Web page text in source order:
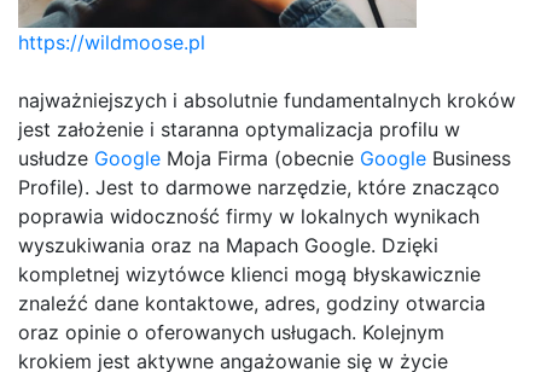
https://wildmoose.pl
najważniejszych i absolutnie fundamentalnych kroków
jest założenie i staranna optymalizacja profilu w
usłudze Google Moja Firma (obecnie Google Business
Profile). Jest to darmowe narzędzie, które znacząco
poprawia widoczność firmy w lokalnych wynikach
wyszukiwania oraz na Mapach Google. Dzięki
kompletnej wizytówce klienci mogą błyskawicznie
znaleźć dane kontaktowe, adres, godziny otwarcia
oraz opinie o oferowanych usługach. Kolejnym
krokiem jest aktywne angażowanie się w życie